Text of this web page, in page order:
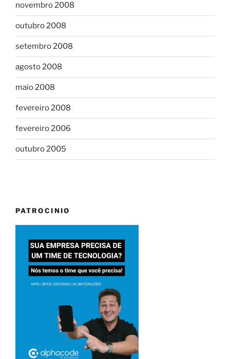
novembro 2008
outubro 2008
setembro 2008
agosto 2008
maio 2008
fevereiro 2008
fevereiro 2006
outubro 2005
PATROCINIO